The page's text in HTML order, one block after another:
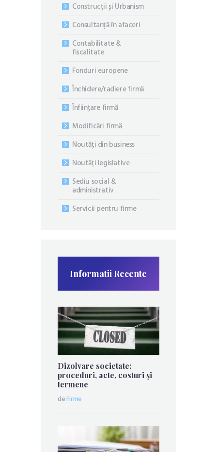
Construcții și Urbanism
Consultanță în afaceri
Contabilitate &
fiscalitate
Fonduri europene
Închidere/radiere firmă
Înființare firmă
Modificări firmă
Noutăți din business
Noutăți legislative
Sediu social &
administrativ
Servicii pentru firme
Informatii Recente
Dizolvare societate:
proceduri, acte, costuri și
termene
deFirme